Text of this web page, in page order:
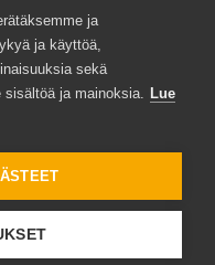
2026 on julkaistu
ruokaviennin
saatavuutta ja
ja
ja käyttöä,
sekä
sisältöä ja mainoksia. Lue